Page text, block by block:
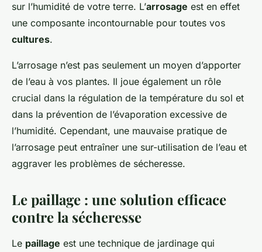
sur l’humidité de votre terre. L’arrosage est en effet
une composante incontournable pour toutes vos
cultures.
L’arrosage n’est pas seulement un moyen d’apporter
de l’eau à vos plantes. Il joue également un rôle
crucial dans la régulation de la température du sol et
dans la prévention de l’évaporation excessive de
l’humidité. Cependant, une mauvaise pratique de
l’arrosage peut entraîner une sur-utilisation de l’eau et
aggraver les problèmes de sécheresse.
Le paillage : une solution efficace
contre la sécheresse
Le paillage est une technique de jardinage qui